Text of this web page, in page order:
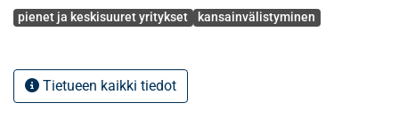
Avainsanat
pienet ja keskisuuret yritykset kansainvälistyminen
Tietueen kaikki tiedot